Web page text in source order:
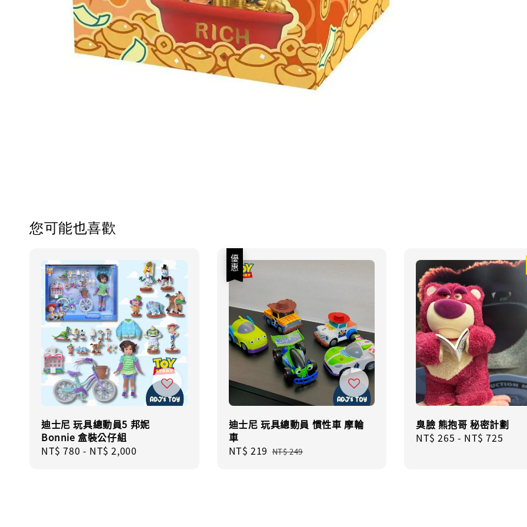
您可能也喜歡
迪士尼 玩具總動員5 邦妮
Bonnie 盒裝公仔組
Regular
NT$ 780 - NT$ 2,000
優惠
迪士尼 玩具總動員 慣性車 摩輪
車
Sale
NT$ 219 Regular
NT$ 249
臭臉 熊抱哥 秘密計劃
Regular
NT$ 265 - NT$ 725